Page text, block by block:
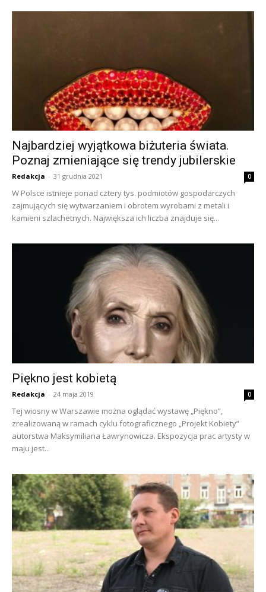
Najbardziej wyjątkowa biżuteria świata.
Poznaj zmieniające się trendy jubilerskie
Redakcja - 31 grudnia 2021 0
W Polsce istnieje ponad cztery tys. podmiotów gospodarczych
zajmujących się wytwarzaniem i obrotem wyrobami z metali i
kamieni szlachetnych. Największa ich liczba znajduje się...
Piękno jest kobietą
Redakcja - 24 maja 2019 0
Tej wiosny w Warszawie można oglądać wystawę „Piękno”,
zrealizowaną w ramach cyklu fotograficznego „Projekt Kobiety”
autorstwa Maksymiliana Ławrynowicza. Ekspozycja prac artysty w
maju jest...